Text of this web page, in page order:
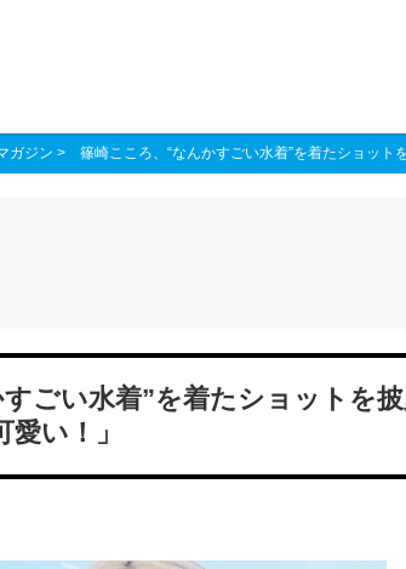
ガジン > 篠崎こころ、“なんかすごい水着”を着たショット
ごい水着”を着たショットを
愛い！」